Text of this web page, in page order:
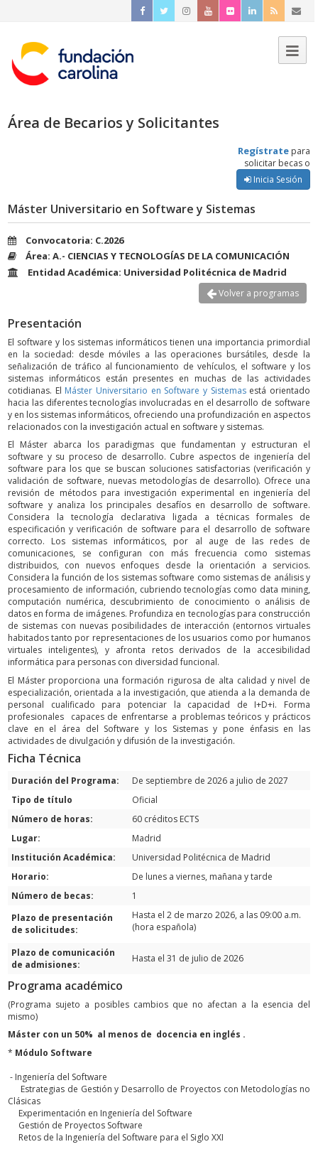
Área de Becarios y Solicitantes
Regístrate para
solicitar becas o
Inicia Sesión
Máster Universitario en Software y Sistemas
Convocatoria: C.2026
Área: A.- CIENCIAS Y TECNOLOGÍAS DE LA COMUNICACIÓN
Entidad Académica: Universidad Politécnica de Madrid
Volver a programas
Presentación
El software y los sistemas informáticos tienen una importancia primordial
en la sociedad: desde móviles a las operaciones bursátiles, desde la
señalización de tráfico al funcionamiento de vehículos, el software y los
sistemas informáticos están presentes en muchas de las actividades
cotidianas. El Máster Universitario en Software y Sistemasestá orientado
hacia las diferentes tecnologías involucradas en el desarrollo de software
y en los sistemas informáticos, ofreciendo una profundización en aspectos
relacionados con la investigación actual en software y sistemas.
El Máster abarca los paradigmas que fundamentan y estructuran el
software y su proceso de desarrollo. Cubre aspectos de ingeniería del
software para los que se buscan soluciones satisfactorias (verificación y
validación de software, nuevas metodologías de desarrollo). Ofrece una
revisión de métodos para investigación experimental en ingeniería del
software y analiza los principales desafíos en desarrollo de software.
Considera la tecnología declarativa ligada a técnicas formales de
especificación y verificación de software para el desarrollo de software
correcto. Los sistemas informáticos, por al auge de las redes de
comunicaciones, se configuran con más frecuencia como sistemas
distribuidos, con nuevos enfoques desde la orientación a servicios.
Considera la función de los sistemas software como sistemas de análisis y
procesamiento de información, cubriendo tecnologías como data mining,
computación numérica, descubrimiento de conocimiento o análisis de
datos en forma de imágenes. Profundiza en tecnologías para construcción
de sistemas con nuevas posibilidades de interacción (entornos virtuales
habitados tanto por representaciones de los usuarios como por humanos
virtuales inteligentes), y afronta retos derivados de la accesibilidad
informática para personas con diversidad funcional.
El Máster proporciona una formación rigurosa de alta calidad y nivel de
especialización, orientada a la investigación, que atienda a la demanda de
personal cualificado para potenciar la capacidad de I+D+i. Forma
profesionales capaces de enfrentarse a problemas teóricos y prácticos
clave en el área del Software y los Sistemas y pone énfasis en las
actividades de divulgación y difusión de la investigación.
Ficha Técnica
Duración del Programa:
De septiembre de 2026 a julio de 2027
Tipo de título
Oficial
Número de horas:
60 créditos ECTS
Lugar:
Madrid
Institución Académica:
Universidad Politécnica de Madrid
Horario:
De lunes a viernes, mañana y tarde
Número de becas:
1
Plazo de presentación
de solicitudes:
Hasta el 2 de marzo 2026, a las 09:00 a.m.
(hora española)
Plazo de comunicación
de admisiones:
Hasta el 31 de julio de 2026
Programa académico
(Programa sujeto a posibles cambios que no afectan a la esencia del
mismo)
Máster con un 50% al menos de docencia en inglés .
* Módulo Software
- Ingeniería del Software
Estrategias de Gestión y Desarrollo de Proyectos con Metodologías no
Clásicas
Experimentación en Ingeniería del Software
Gestión de Proyectos Software
Retos de la Ingeniería del Software para el Siglo XXI